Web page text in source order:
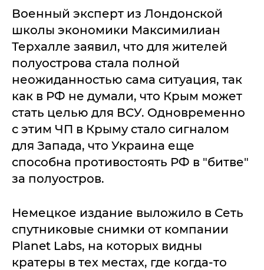
Военный эксперт из Лондонской
школы экономики Максимилиан
Терхалле заявил, что для жителей
полуострова стала полной
неожиданностью сама ситуация, так
как в РФ не думали, что Крым может
стать целью для ВСУ. Одновременно
с этим ЧП в Крыму стало сигналом
для Запада, что Украина еще
способна противостоять РФ в "битве"
за полуостров.
Немецкое издание выложило в Сеть
спутниковые снимки от компании
Planet Labs, на которых видны
кратеры в тех местах, где когда-то